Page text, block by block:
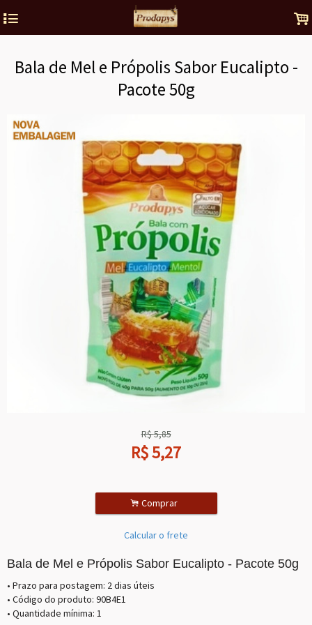
4 .
Bala de Mel e Própolis Sabor Eucalipto -
Pacote 50g
R$5,85
R$5,27
. Comprar
Calcular o frete
Bala de Mel e Própolis Sabor Eucalipto - Pacote 50g
• Prazo para postagem: 2 dias úteis
• Código do produto: 90B4E1
• Quantidade mínima: 1